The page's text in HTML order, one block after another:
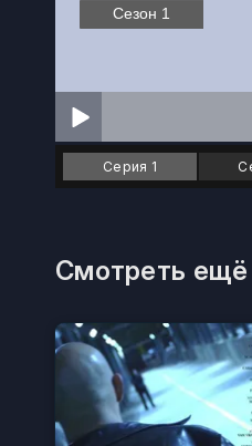
Серия 1
Смотреть